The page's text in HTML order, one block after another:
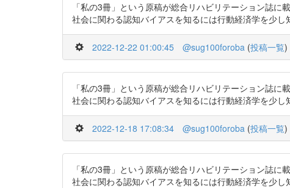
「私の3冊」という原稿が総合リハビリテーション誌
社会に関わる認知バイアスを知るには行動経済学を少
2022-12-22 01:00:45 @sug100foroba (投稿一覧)
「私の3冊」という原稿が総合リハビリテーション誌
社会に関わる認知バイアスを知るには行動経済学を少
2022-12-18 17:08:34 @sug100foroba (投稿一覧)
「私の3冊」という原稿が総合リハビリテーション誌
社会に関わる認知バイアスを知るには行動経済学を少